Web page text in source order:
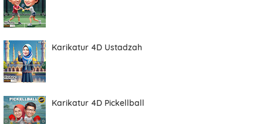
Karikatur 4D Ustadzah
Karikatur 4D Pickellball